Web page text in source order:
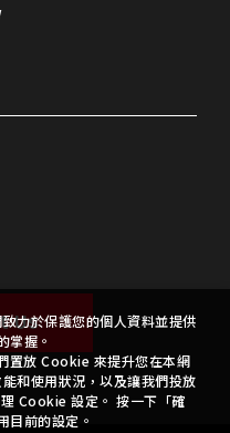
Us
力於保護您的個人資料並提供
掌握。
置放 Cookie 來提升您在本網
和使用狀況，以及讓我們投放
Cookie 設定。 按一下「確
目前的設定。